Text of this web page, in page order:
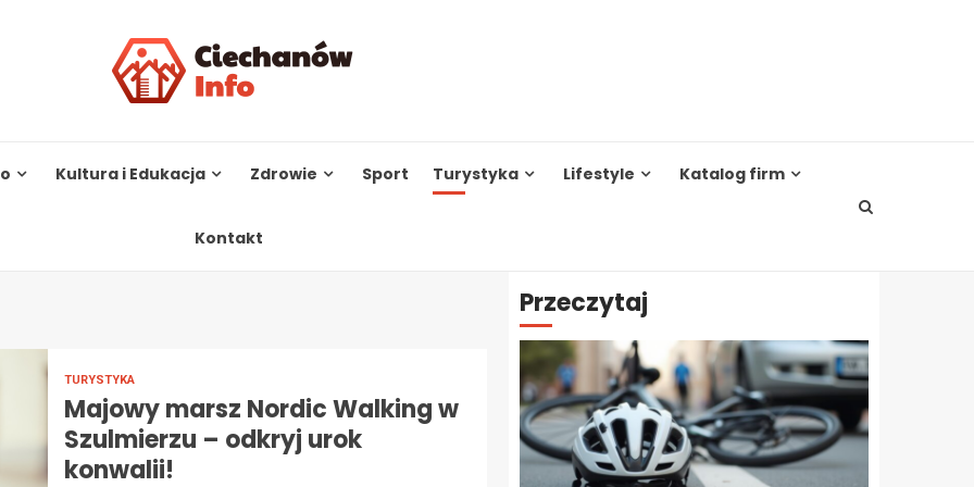
Kultura i Edukacja Zdrowie Sport Turystyka Lifestyle Katalog firm
Kontakt
TURYSTYKA
Majowy marsz Nordic Walking w
Szulmierzu – odkryj urok
konwalii!
Przeczytaj